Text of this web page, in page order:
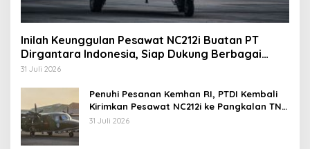
Inilah Keunggulan Pesawat NC212i Buatan PT
Dirgantara Indonesia, Siap Dukung Berbagai
Operasi TNI
31 Juli 2026
Penuhi Pesanan Kemhan RI, PTDI Kembali
Kirimkan Pesawat NC212i ke Pangkalan TNI
AU
31 Juli 2026